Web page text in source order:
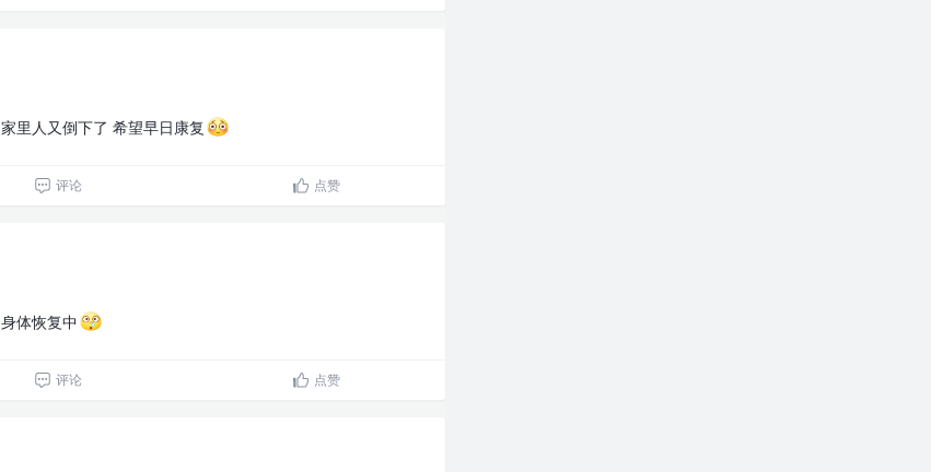
家里人又倒下了 希望早日康复
评论 点赞
身体恢复中
评论 点赞